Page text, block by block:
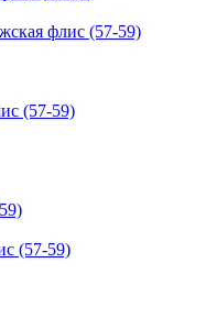
флис (57-59)
(57-59)
(57-59)